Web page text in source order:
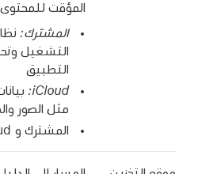
المؤقت
المشترك:
التشغيل
التطبيق
iCloud:
مثل الصور
المشترك و iCloud